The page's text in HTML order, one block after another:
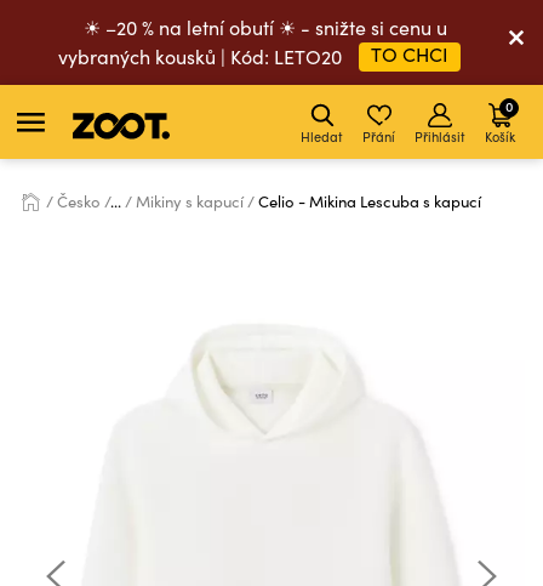
☀ –20 % na letní obutí ☀ - snižte si cenu u
vybraných kousků | Kód: LETO20
TO CHCI
Hledat Přání Přihlásit Košík
0
Česko ... Mikiny s kapucí Celio - Mikina Lescuba s kapucí